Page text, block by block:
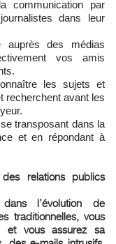
communication par
dans leur
auprès des médias
vos amis
les sujets et
recherchent avant les
transposant dans la
et en répondant à
relations publics
l’évolution de
traditionnelles, vous
et vous assurez sa